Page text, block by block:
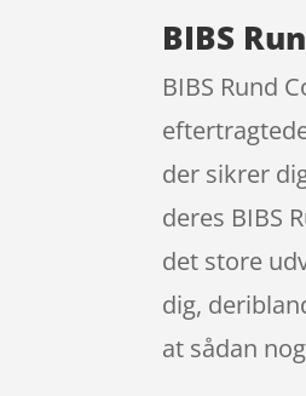
BIBS
BIBS Rund
der sikrer
deres BIBS
det store
dig,
at sådan